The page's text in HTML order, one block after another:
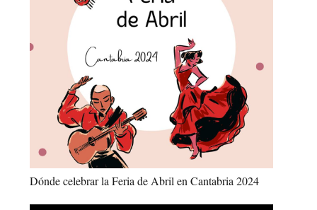
Dónde celebrar la Feria de Abril en Cantabria 2024